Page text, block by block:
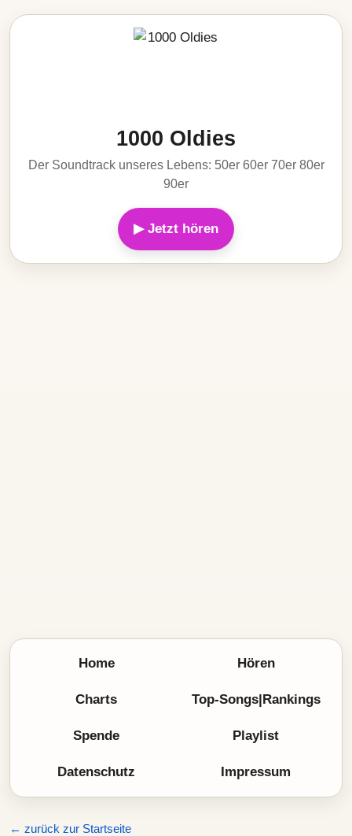
1000 Oldies
Der Soundtrack unseres Lebens: 50er 60er 70er 80er
90er
▶ Jetzt hören
Home Hören
Charts Top-Songs|Rankings
Spende Playlist
Datenschutz Impressum
← zurück zur Startseite